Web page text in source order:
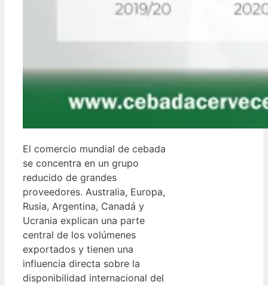
El comercio mundial de cebada
se concentra en un grupo
reducido de grandes
proveedores. Australia, Europa,
Rusia, Argentina, Canadá y
Ucrania explican una parte
central de los volúmenes
exportados y tienen una
influencia directa sobre la
disponibilidad internacional del